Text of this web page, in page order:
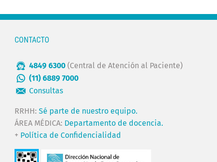
CONTACTO
4849 6300 (Central de Atención al Paciente)
(11) 6889 7000
Consultas
RRHH: Sé parte de nuestro equipo.
ÁREA MÉDICA: Departamento de docencia.
+ Política de Confidencialidad